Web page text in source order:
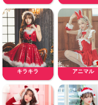
キラキラ アニマル